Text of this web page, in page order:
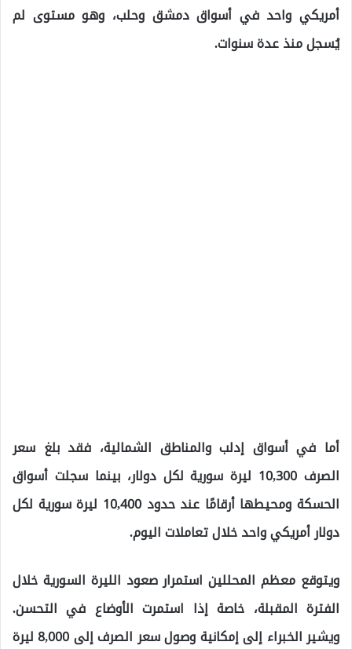
أمريكي واحد في أسواق دمشق وحلب، وهو مستوى لم
يُسجل منذ عدة سنوات.
أما في أسواق إدلب والمناطق الشمالية، فقد بلغ سعر
الصرف 10,300 ليرة سورية لكل دولار، بينما سجلت أسواق
الحسكة ومحيطها أرقامًا عند حدود 10,400 ليرة سورية لكل
دولار أمريكي واحد خلال تعاملات اليوم.
ويتوقع معظم المحللين استمرار صعود الليرة السورية خلال
الفترة المقبلة، خاصة إذا استمرت الأوضاع في التحسن.
ويشير الخبراء إلى إمكانية وصول سعر الصرف إلى 8,000 ليرة